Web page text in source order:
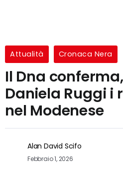
Attualità Cronaca Nera
Il Dna
Daniela Ruggi i
nel Modenese
Alan David Scifo
Febbraio 1, 2026